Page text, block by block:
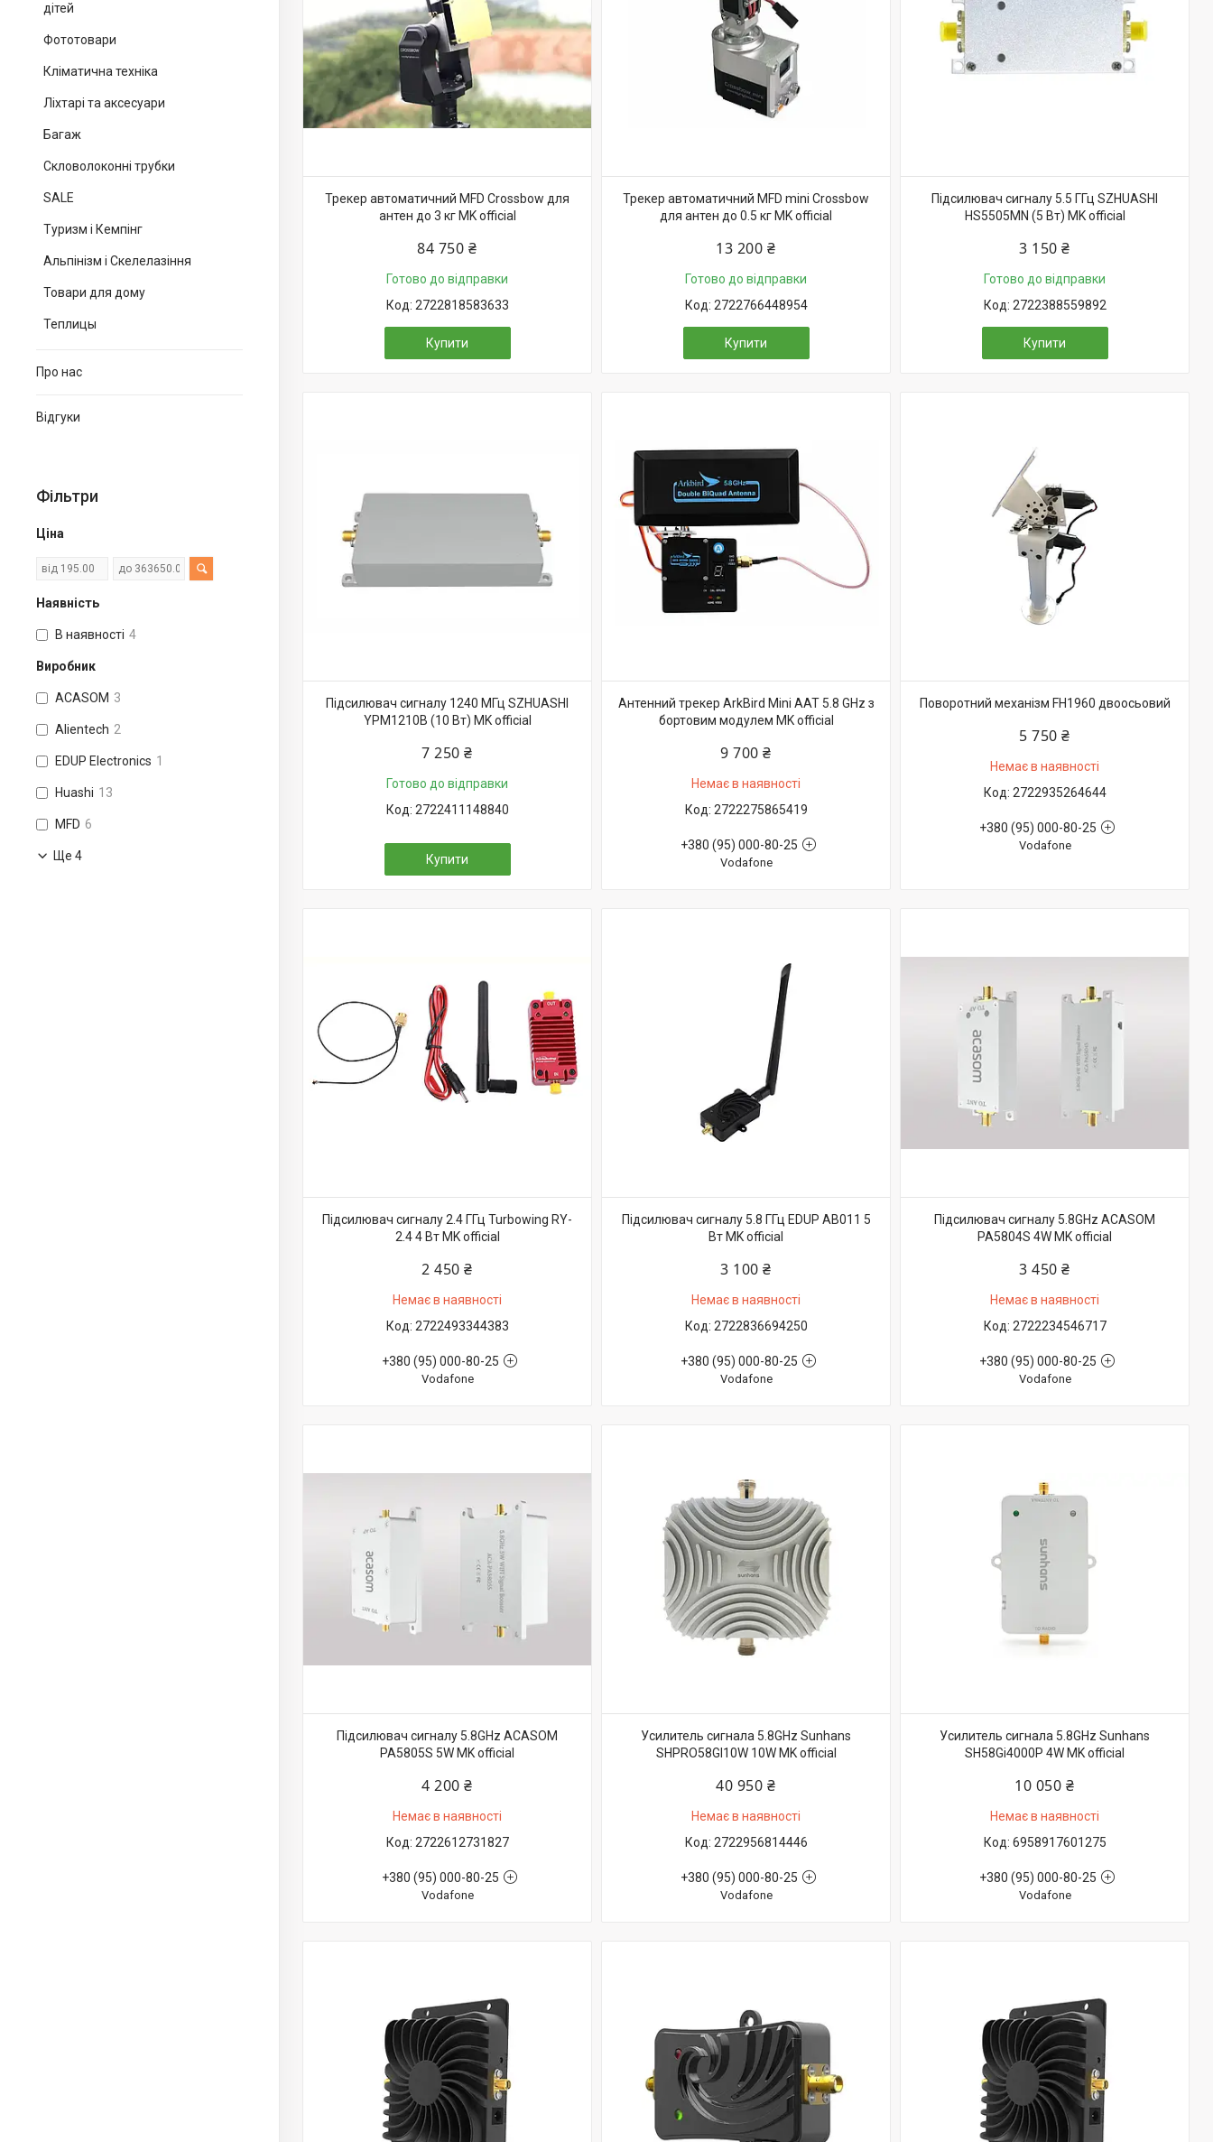
дітей
Фототовари
Кліматична техніка
Ліхтарі та аксесуари
Багаж
Скловолоконні трубки
SALE
Туризм і Кемпінг
Альпінізм і Скелелазіння
Товари для дому
Теплицы
Про нас
Відгуки
Фільтри
Ціна
Наявність
В наявності 4
Виробник
ACASOM 3
Alientech 2
EDUP Electronics 1
Huashi 13
MFD 6
Ще 4
Трекер автоматичний MFD Crossbow для
антен до 3 кг MK official
84 750 ₴
Готово до відправки
2722818583633
Купити
Трекер автоматичний MFD mini Crossbow
для антен до 0.5 кг MK official
13 200 ₴
Готово до відправки
2722766448954
Купити
Підсилювач сигналу 5.5 ГГц SZHUASHI
HS5505MN (5 Вт) MK official
3 150 ₴
Готово до відправки
2722388559892
Купити
Підсилювач сигналу 1240 МГц SZHUASHI
YPM1210B (10 Вт) MK official
7 250 ₴
Готово до відправки
2722411148840
Купити
Антенний трекер ArkBird Mini AAT 5.8 GHz з
бортовим модулем MK official
9 700 ₴
Немає в наявності
2722275865419
+380 (95) 000-80-25
Vodafone
Поворотний механізм FH1960 двоосьовий
5 750 ₴
Немає в наявності
2722935264644
+380 (95) 000-80-25
Vodafone
Підсилювач сигналу 2.4 ГГц Turbowing RY-
2.4 4 Вт MK official
2 450 ₴
Немає в наявності
2722493344383
+380 (95) 000-80-25
Vodafone
Підсилювач сигналу 5.8 ГГц EDUP AB011 5
Вт MK official
3 100 ₴
Немає в наявності
2722836694250
+380 (95) 000-80-25
Vodafone
Підсилювач сигналу 5.8GHz ACASOM
PA5804S 4W MK official
3 450 ₴
Немає в наявності
2722234546717
+380 (95) 000-80-25
Vodafone
Підсилювач сигналу 5.8GHz ACASOM
PA5805S 5W MK official
4 200 ₴
Немає в наявності
2722612731827
+380 (95) 000-80-25
Vodafone
Усилитель сигнала 5.8GHz Sunhans
SHPRO58GI10W 10W MK official
40 950 ₴
Немає в наявності
2722956814446
+380 (95) 000-80-25
Vodafone
Усилитель сигнала 5.8GHz Sunhans
SH58Gi4000P 4W MK official
10 050 ₴
Немає в наявності
6958917601275
+380 (95) 000-80-25
Vodafone